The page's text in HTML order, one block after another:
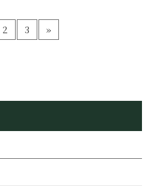
2 3 »